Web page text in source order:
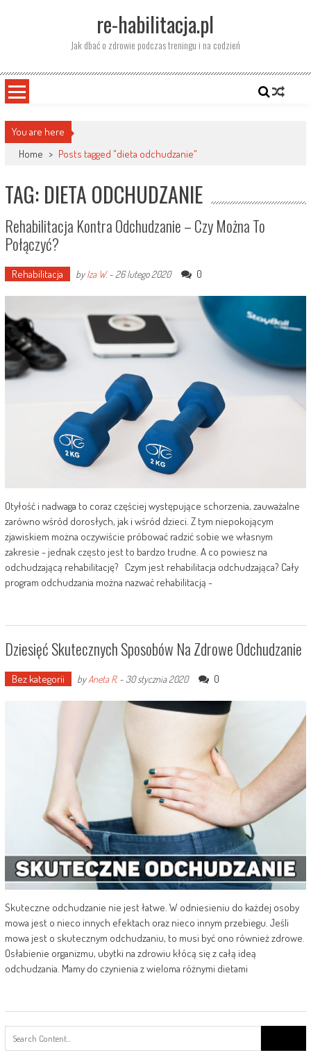
re-habilitacja.pl
Jak dbać o zdrowie podczas treningu i na codzień
You are here
Home > Posts tagged "dieta odchudzanie"
TAG: DIETA ODCHUDZANIE
Rehabilitacja Kontra Odchudzanie – Czy Można To
Połączyć?
Rehabilitacja byIza W.- 26 lutego 2020 0
Otyłość i nadwaga to coraz częściej występujące schorzenia, zauważalne
zarówno wśród dorosłych, jak i wśród dzieci. Z tym niepokojącym
zjawiskiem można oczywiście próbować radzić sobie we własnym
zakresie - jednak często jest to bardzo trudne. A co powiesz na
odchudzającą rehabilitację? Czym jest rehabilitacja odchudzająca? Cały
program odchudzania można nazwać rehabilitacją -
Dziesięć Skutecznych Sposobów Na Zdrowe Odchudzanie
Bez kategorii byAneta R.- 30 stycznia 2020 0
Skuteczne odchudzanie nie jest łatwe. W odniesieniu do każdej osoby
mowa jest o nieco innych efektach oraz nieco innym przebiegu. Jeśli
mowa jest o skutecznym odchudzaniu, to musi być ono również zdrowe.
Osłabienie organizmu, ubytki na zdrowiu kłócą się z całą ideą
odchudzania. Mamy do czynienia z wieloma różnymi dietami
for: